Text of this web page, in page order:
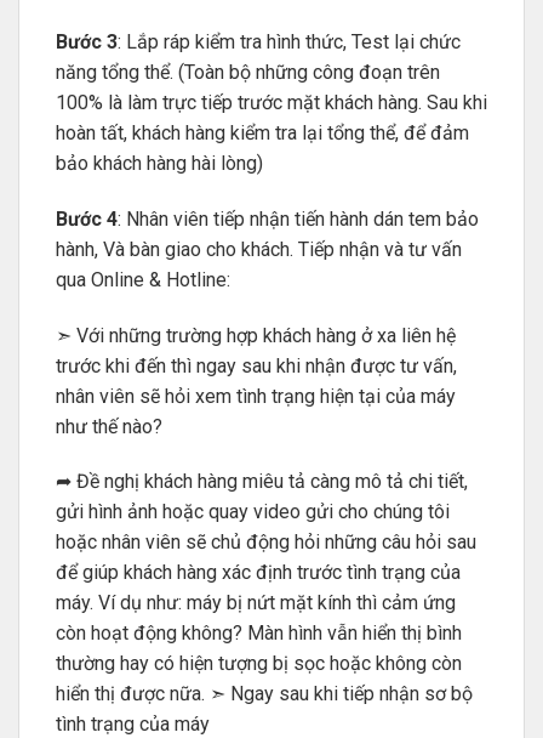
Bước 3: Lắp ráp kiểm tra hình thức, Test lại chức
năng tổng thể. (Toàn bộ những công đoạn trên
100% là làm trực tiếp trước mặt khách hàng. Sau khi
hoàn tất, khách hàng kiểm tra lại tổng thể, để đảm
bảo khách hàng hài lòng)
Bước 4: Nhân viên tiếp nhận tiến hành dán tem bảo
hành, Và bàn giao cho khách. Tiếp nhận và tư vấn
qua Online & Hotline:
➣ Với những trường hợp khách hàng ở xa liên hệ
trước khi đến thì ngay sau khi nhận được tư vấn,
nhân viên sẽ hỏi xem tình trạng hiện tại của máy
như thế nào?
➦ Đề nghị khách hàng miêu tả càng mô tả chi tiết,
gửi hình ảnh hoặc quay video gửi cho chúng tôi
hoặc nhân viên sẽ chủ động hỏi những câu hỏi sau
để giúp khách hàng xác định trước tình trạng của
máy. Ví dụ như: máy bị nứt mặt kính thì cảm ứng
còn hoạt động không? Màn hình vẫn hiển thị bình
thường hay có hiện tượng bị sọc hoặc không còn
hiển thị được nữa. ➣ Ngay sau khi tiếp nhận sơ bộ
tình trạng của máy